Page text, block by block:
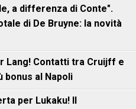
a differenza di Conte".
di De Bruyne: la novità
Lang! Contatti tra Cruijff e
bonus al Napoli
per Lukaku! Il